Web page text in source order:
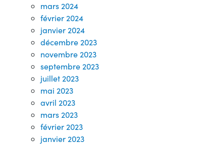
mars 2024
février 2024
janvier 2024
décembre 2023
novembre 2023
septembre 2023
juillet 2023
mai 2023
avril 2023
mars 2023
février 2023
janvier 2023